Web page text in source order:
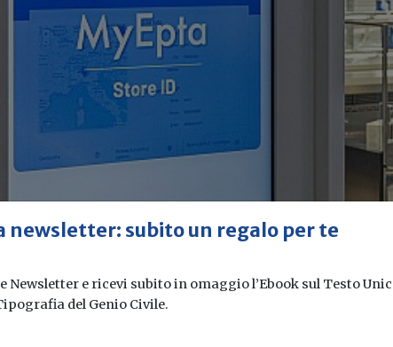
newsletter: subito un regalo per te
e ricevi subito in omaggio l’Ebook sul Testo
del Genio Civile.